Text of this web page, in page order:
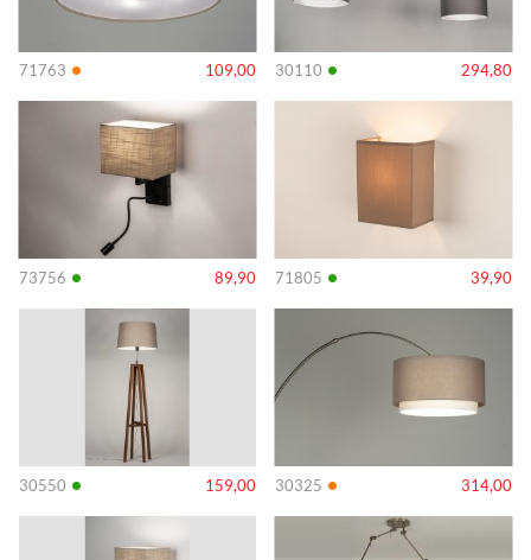
71763 • 109,00 30110 • 294,80
73756 • 89,90
Info
71805 • 39,90
Info
30550 • 159,00
Info
30325 • 314,00
Info
Info Info